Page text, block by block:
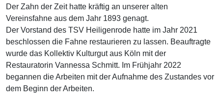
Der Zahn der Zeit hatte kräftig an unserer alten
Vereinsfahne aus dem Jahr 1893 genagt.
Der Vorstand des TSV Heiligenrode hatte im Jahr 2021
beschlossen die Fahne restaurieren zu lassen. Beauftragte
wurde das Kollektiv Kulturgut aus Köln mit der
Restauratorin Vannessa Schmitt. Im Frühjahr 2022
begannen die Arbeiten mit der Aufnahme des Zustandes vor
dem Beginn der Arbeiten.